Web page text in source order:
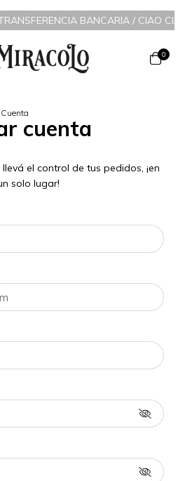
BANCARIA/CIAO
0
cuenta
el control de tus pedidos, ¡en
solo lugar!